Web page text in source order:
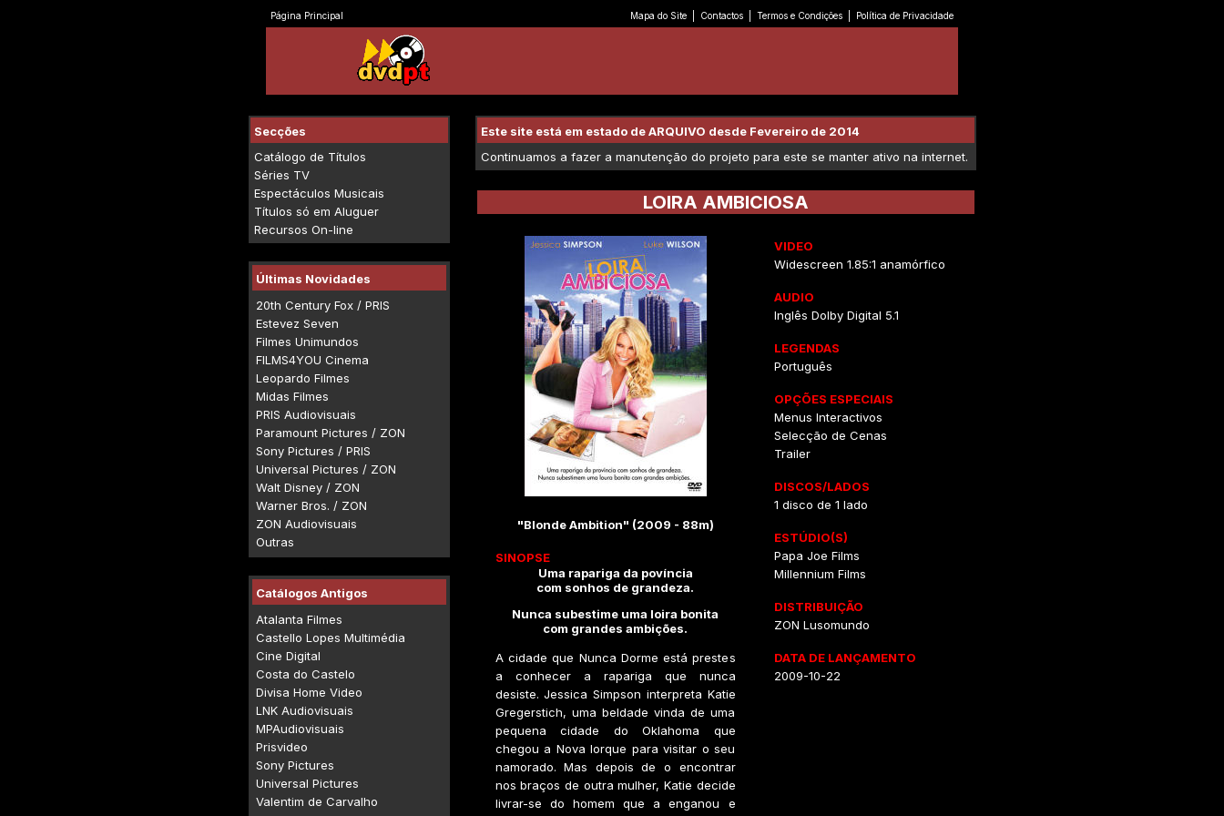
Página Principal Mapa do Site Contactos Termos e Condições Política de Privacidade
Secções
Catálogo de Títulos
Séries TV
Espectáculos Musicais
Títulos só em Aluguer
Recursos On-line
Últimas Novidades
20th Century Fox / PRIS
Estevez Seven
Filmes Unimundos
FILMS4YOU Cinema
Leopardo Filmes
Midas Filmes
PRIS Audiovisuais
Paramount Pictures / ZON
Sony Pictures / PRIS
Universal Pictures / ZON
Walt Disney / ZON
Warner Bros. / ZON
ZON Audiovisuais
Outras
Catálogos Antigos
Atalanta Filmes
Castello Lopes Multimédia
Cine Digital
Costa do Castelo
Divisa Home Video
LNK Audiovisuais
MPAudiovisuais
Prisvideo
Sony Pictures
Universal Pictures
Valentim de Carvalho
Este site está em estado de ARQUIVO desde Fevereiro de 2014
Continuamos a fazer a manutenção do projeto para este se manter ativo na internet.
LOIRA AMBICIOSA
"Blonde Ambition" (2009 - 88m)
SINOPSE
Uma rapariga da povíncia
com sonhos de grandeza.
Nunca subestime uma loira bonita
com grandes ambições.
A cidade que Nunca Dorme está prestes
a conhecer a rapariga que nunca
desiste. Jessica Simpson interpreta Katie
Gregerstich, uma beldade vinda de uma
pequena cidade do Oklahoma que
chegou a Nova Iorque para visitar o seu
namorado. Mas depois de o encontrar
nos braços de outra mulher, Katie decide
livrar-se do homem que a enganou e
VIDEO
Widescreen 1.85:1 anamórfico
AUDIO
Inglês Dolby Digital 5.1
LEGENDAS
Português
OPÇÕES ESPECIAIS
Menus Interactivos
Selecção de Cenas
Trailer
DISCOS/LADOS
1 disco de 1 lado
ESTÚDIO(S)
Papa Joe Films
Millennium Films
DISTRIBUIÇÃO
ZON Lusomundo
DATA DE LANÇAMENTO
2009-10-22